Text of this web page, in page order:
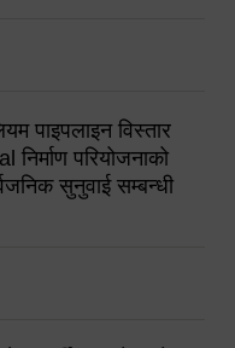
पाइपलाइन विस्तार
परियोजनाको
सुनुवाई सम्बन्धी